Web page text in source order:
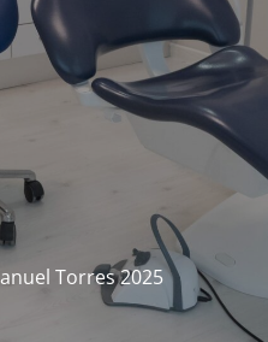
Torres 2025